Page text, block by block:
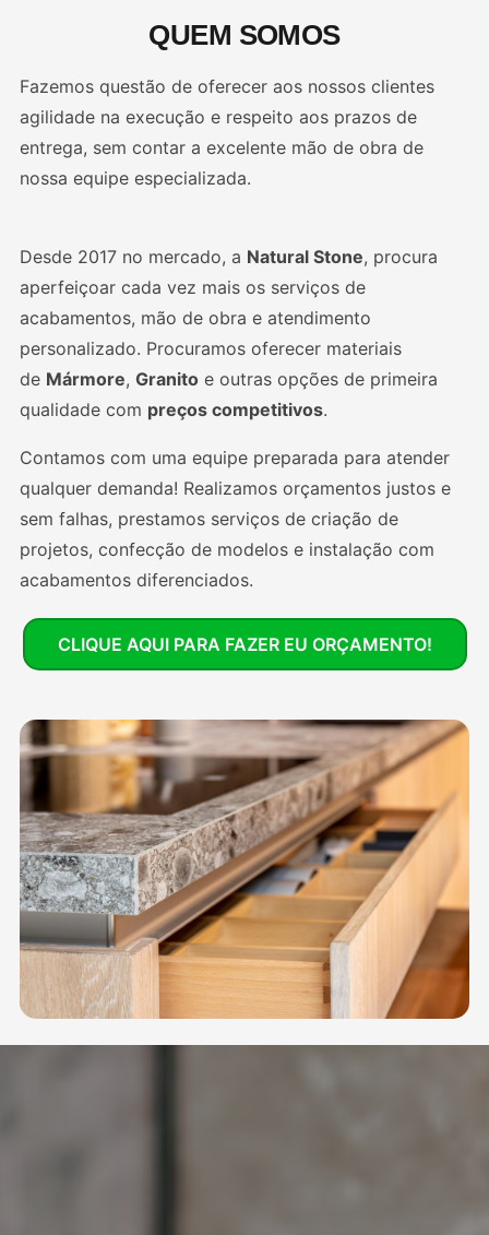
QUEM SOMOS
Fazemos questão de oferecer aos nossos clientes
agilidade na execução e respeito aos prazos de
entrega, sem contar a excelente mão de obra de
nossa equipe especializada.
Desde 2017 no mercado, a Natural Stone, procura
aperfeiçoar cada vez mais os serviços de
acabamentos, mão de obra e atendimento
personalizado. Procuramos oferecer materiais
de Mármore, Granito e outras opções de primeira
qualidade com preços competitivos.
Contamos com uma equipe preparada para atender
qualquer demanda! Realizamos orçamentos justos e
sem falhas, prestamos serviços de criação de
projetos, confecção de modelos e instalação com
acabamentos diferenciados.
CLIQUE AQUI PARA FAZER EU ORÇAMENTO!